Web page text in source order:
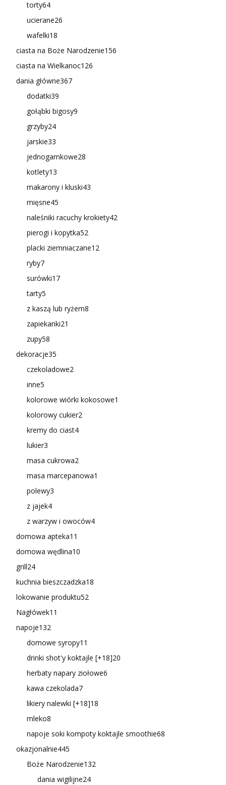
torty64
ucierane26
wafelki18
ciasta na Boże Narodzenie156
ciasta na Wielkanoc126
dania główne367
dodatki39
gołąbki bigosy9
grzyby24
jarskie33
jednogarnkowe28
kotlety13
makarony i kluski43
mięsne45
naleśniki racuchy krokiety42
pierogi i kopytka52
placki ziemniaczane12
ryby7
surówki17
tarty5
z kaszą lub ryżem8
zapiekanki21
zupy58
dekoracje35
czekoladowe2
inne5
kolorowe wiórki kokosowe1
kolorowy cukier2
kremy do ciast4
lukier3
masa cukrowa2
masa marcepanowa1
polewy3
z jajek4
z warzyw i owoców4
domowa apteka11
domowa wędlina10
grill24
kuchnia bieszczadzka18
lokowanie produktu52
Nagłówek11
napoje132
domowe syropy11
drinki shot'y koktajle [+18]20
herbaty napary ziołowe6
kawa czekolada7
likiery nalewki [+18]18
mleko8
napoje soki kompoty koktajle smoothie68
okazjonalnie445
Boże Narodzenie132
dania wigilijne24